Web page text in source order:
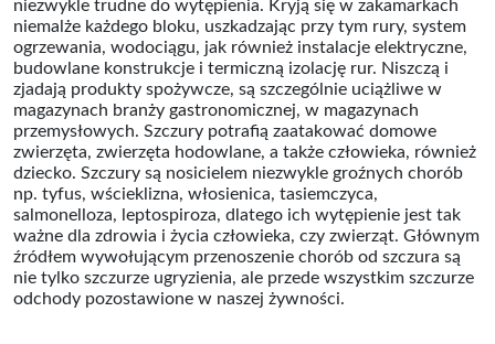
niezwykle trudne do wytępienia. Kryją się w zakamarkach
niemalże każdego bloku, uszkadzając przy tym rury, system
ogrzewania, wodociągu, jak również instalacje elektryczne,
budowlane konstrukcje i termiczną izolację rur. Niszczą i
zjadają produkty spożywcze, są szczególnie uciążliwe w
magazynach branży gastronomicznej, w magazynach
przemysłowych. Szczury potrafią zaatakować domowe
zwierzęta, zwierzęta hodowlane, a także człowieka, również
dziecko. Szczury są nosicielem niezwykle groźnych chorób
np. tyfus, wścieklizna, włosienica, tasiemczyca,
salmonelloza, leptospiroza, dlatego ich wytępienie jest tak
ważne dla zdrowia i życia człowieka, czy zwierząt. Głównym
źródłem wywołującym przenoszenie chorób od szczura są
nie tylko szczurze ugryzienia, ale przede wszystkim szczurze
odchody pozostawione w naszej żywności.